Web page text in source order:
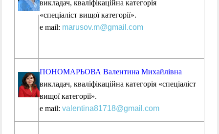
викладач, кваліфікаційна категорія
«спеціаліствищоїкатегорії».
е mail: marusov.m@gmail.com
ПОНОМАРЬОВА Валентина Михайлівна
викладач,кваліфікаційна категорія «спеціаліст
вищої категорії».
е mail: valentina81718@gmail.com